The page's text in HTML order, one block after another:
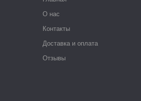
О нас
Контакты
Доставка и оплата
Отзывы